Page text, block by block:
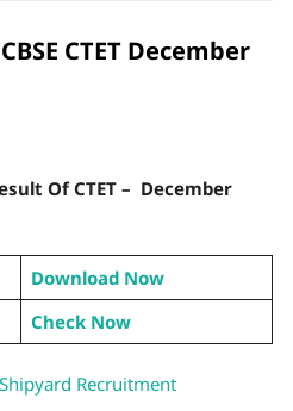
CTET December
Of CTET – December
Download Now
Check Now
Recruitment